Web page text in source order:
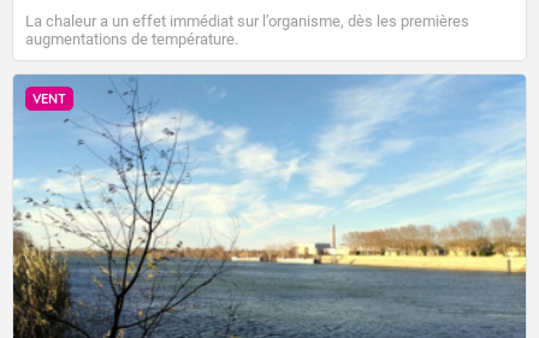
La chaleur a un effet immédiat sur l’organisme, dès les premières
augmentations de température.
VENT